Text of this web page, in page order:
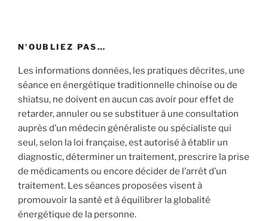
N’OUBLIEZ PAS…
Les informations données, les pratiques décrites, une
séance en énergétique traditionnelle chinoise ou de
shiatsu, ne doivent en aucun cas avoir pour effet de
retarder, annuler ou se substituer à une consultation
auprès d’un médecin généraliste ou spécialiste qui
seul, selon la loi française, est autorisé à établir un
diagnostic, déterminer un traitement, prescrire la prise
de médicaments ou encore décider de l’arrêt d’un
traitement. Les séances proposées visent à
promouvoir la santé et à équilibrer la globalité
énergétique de la personne.